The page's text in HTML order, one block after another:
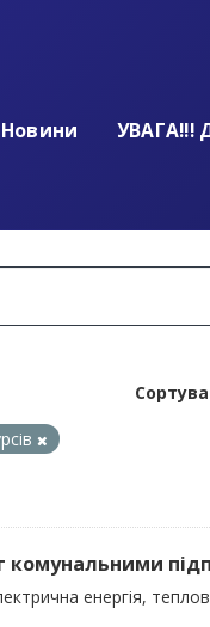
Новини
УВАГА!!!
комунальними
енергія,